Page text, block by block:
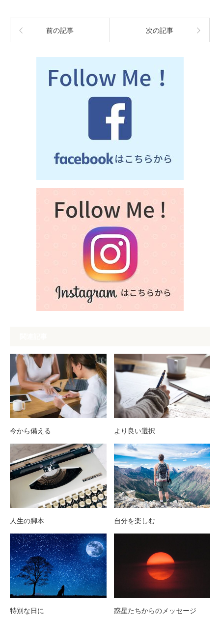
前の記事 次の記事
今から備える より良い選択
人生の脚本 自分を楽しむ
特別な日に 惑星たちからのメッセージ